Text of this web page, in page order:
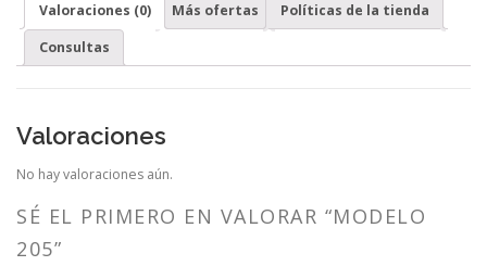
Valoraciones (0) Más ofertas Políticas de la tienda
Consultas
Valoraciones
No hay valoraciones aún.
SÉ EL PRIMERO EN VALORAR “MODELO
205”